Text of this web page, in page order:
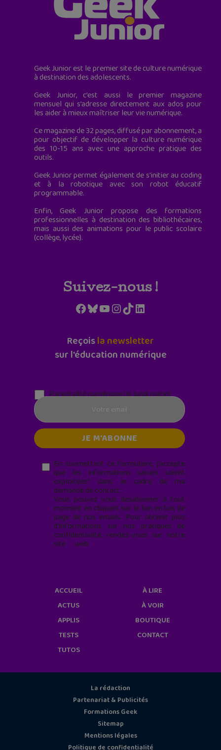
Geek Junior est le premier site de culture numérique
à destination des adolescents.
Geek Junior, c’est aussi le premier magazine
mensuel qui s’adresse directement aux ados pour
les aider à mieux maîtriser leur vie numérique.
Ce magazine de 32 pages, diffusé par abonnement, a
pour objectif de développer la culture numérique
des 10-15 ans avec une approche pratique des
outils.
Geek Junior permet également de s'initier au coding
et à la robotique avec son robot éducatif
programmable.
Enfin, Geek Junior propose des formations
professionnelles à destination des bibliothécaires,
mais aussi des animations pour le public scolaire
(collège, lycée).
Suivez-nous !
Facebook
Bluesky
YouTube
Instagram
TikTokLinkedIn
Reçoisla newsletter
sur l'éducation numérique
Parentalité numérique (le lundi matin)
En soumettant ce formulaire, j’accepte
que les informations saisies soient
exploitées* dans le cadre de ma
demande de contact.
Vous pouvez vous désabonner à tout
moment en cliquant sur le lien en bas de
page de nos emails. Pour obtenir plus
d'informations sur nos pratiques de
confidentialité, rendez-vous sur notre
site web
ACCUEIL
ACTUS
APPLIS
TESTS
TUTOS
À LIRE
À VOIR
BOUTIQUE
CONTACT
La rédaction
Partenariat & Publicités
Formations Geek
Sitemap
Mentions légales
Politique de confidentialité